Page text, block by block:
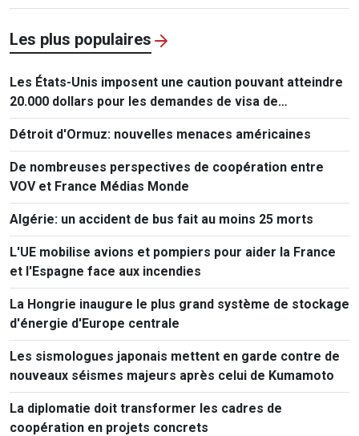
Les plus populaires
Les États-Unis imposent une caution pouvant atteindre
20.000 dollars pour les demandes de visa de
ressortissants de 50 pays
Détroit d'Ormuz: nouvelles menaces américaines
De nombreuses perspectives de coopération entre
VOV et France Médias Monde
Algérie: un accident de bus fait au moins 25 morts
L'UE mobilise avions et pompiers pour aider la France
et l'Espagne face aux incendies
La Hongrie inaugure le plus grand système de stockage
d'énergie d'Europe centrale
Les sismologues japonais mettent en garde contre de
nouveaux séismes majeurs après celui de Kumamoto
La diplomatie doit transformer les cadres de
coopération en projets concrets